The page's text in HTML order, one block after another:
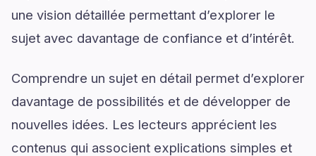
une vision détaillée permettant d’explorer le
sujet avec davantage de confiance et d’intérêt.
Comprendre un sujet en détail permet d’explorer
davantage de possibilités et de développer de
nouvelles idées. Les lecteurs apprécient les
contenus qui associent explications simples et